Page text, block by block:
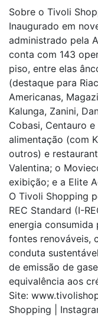
Sobre o Tivoli
Inaugurado em
administrado pela
conta com 143
piso, entre elas
(destaque para
Americanas,
Kalunga, Zanini,
Cobasi, Centauro
alimentação (com
outros) e
Valentina; o
exibição; e a Elite
O Tivoli Shopping
REC Standard (I-
energia
fontes renováveis,
conduta
de emissão de
equivalência aos
Site:
Shopping |